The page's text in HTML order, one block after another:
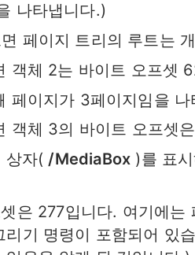
나타냅니다.)
페이지 트리의 루트는
객체 2는 바이트 오프셋
페이지가 3페이지임을 나
객체 3의 바이트 오프셋
상자( /MediaBox )를 표
은 277입니다. 여기에는
리기 명령이 포함되어 있